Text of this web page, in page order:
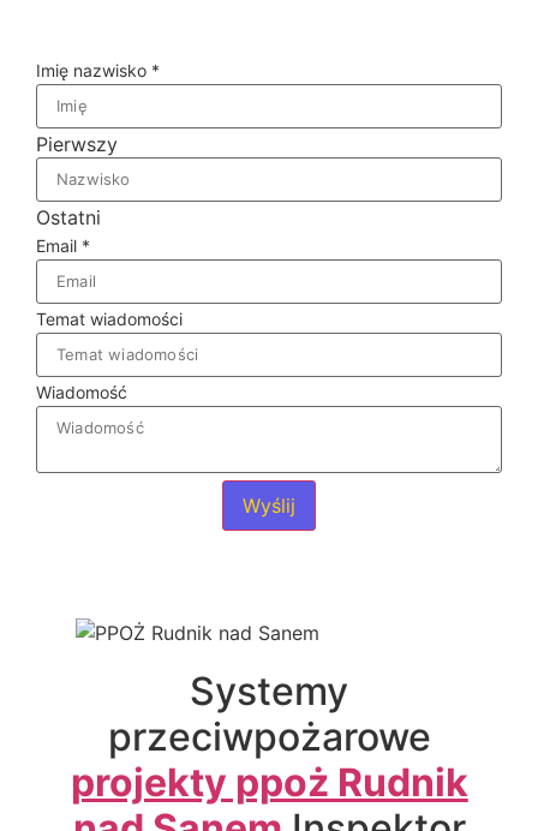
Imię nazwisko *
Pierwszy
Ostatni
Email *
Temat wiadomości
Wiadomość
Wyślij
Systemy
przeciwpożarowe
projekty ppoż Rudnik